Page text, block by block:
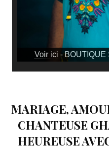
Voir ici - BOUTIQUE
MARIAGE,
CHANTEUSE
HEUREUSE